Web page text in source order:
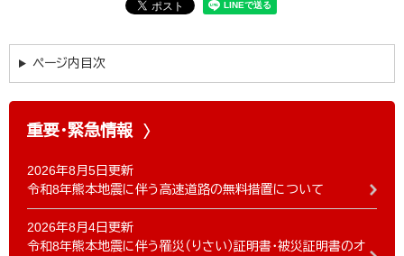
ページ内目次
重要・緊急情報
2026年8月5日更新
令和8年熊本地震に伴う高速道路の無料措置について
2026年8月4日更新
令和8年熊本地震に伴う罹災（りさい）証明書・被災証明書のオ